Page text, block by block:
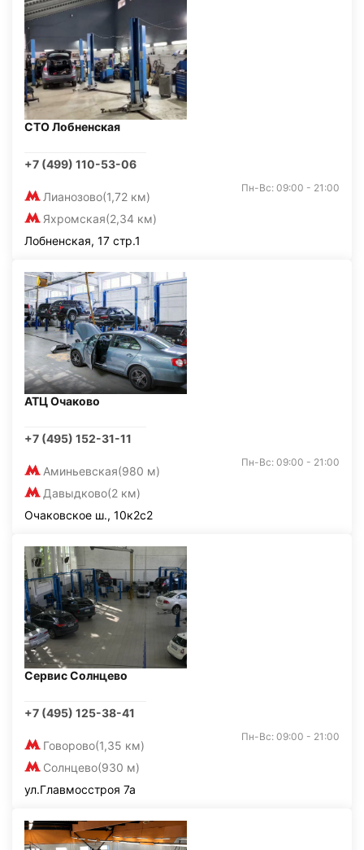
СТО Лобненская
+7 (499) 110-53-06
Лианозово(1,72 км)
Яхромская(2,34 км)
Пн-Вс: 09:00 - 21:00
Лобненская, 17 стр.1
АТЦ Очаково
+7 (495) 152-31-11
Аминьевская(980 м)
Давыдково(2 км)
Пн-Вс: 09:00 - 21:00
Очаковское ш., 10к2с2
Сервис Солнцево
+7 (495) 125-38-41
Говорово(1,35 км)
Солнцево(930 м)
Пн-Вс: 09:00 - 21:00
ул.Главмосстроя 7а